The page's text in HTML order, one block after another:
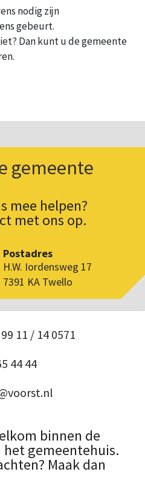
nodig zijn
gebeurt.
Dan kunt u de gemeente
gemeente
mee helpen?
met ons op.
Postadres
H.W. Iordensweg 17
7391 KA Twello
11 / 14 0571
44 44
binnen de
gemeentehuis.
Maak dan